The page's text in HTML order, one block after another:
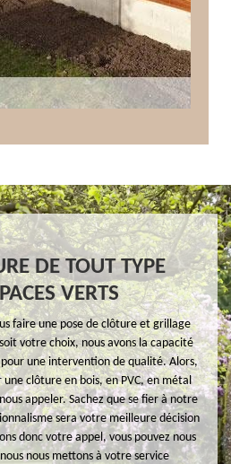
DE TOUT TYPE
VERTS
faire une pose de clôture et grillage
votre choix, nous avons la capacité
une intervention de qualité. Alors,
clôture en bois, en PVC, en métal
appeler. Sachez que se fier à notre
sera votre meilleure décision
donc votre appel, vous pouvez nous
nous mettons à votre service